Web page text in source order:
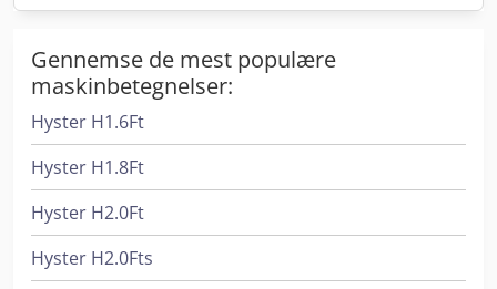
Gennemse de mest populære
maskinbetegnelser:
Hyster H1.6Ft
Hyster H1.8Ft
Hyster H2.0Ft
Hyster H2.0Fts